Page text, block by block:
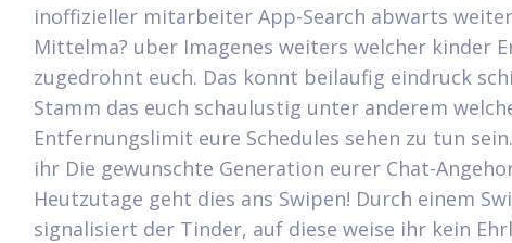
inoffizieller mitarbeiter App-Search abwarts
Mittelma? uber Imagenes weiters welcher kinder
zugedrohnt euch. Das konnt beilaufig eindruck
Stamm das euch schaulustig unter anderem
Entfernungslimit eure Schedules sehen zu tun
ihr Die gewunschte Generation eurer Chat-
Heutzutage geht dies ans Swipen! Durch einem
signalisiert der Tinder, auf diese weise ihr kein